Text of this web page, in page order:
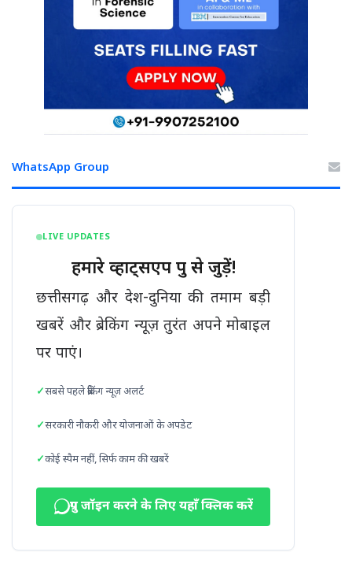
WhatsApp Group
LIVE UPDATES
हमारे व्हाट्सएप ग्रुप से जुड़ें!
छत्तीसगढ़ और देश-दुनिया की तमाम बड़ी
खबरें और ब्रेकिंग न्यूज़ तुरंत अपने मोबाइल
पर पाएं।
सबसे पहले ब्रेकिंग न्यूज़ अलर्ट
सरकारी नौकरी और योजनाओं के अपडेट
कोई स्पैम नहीं, सिर्फ काम की खबरें
ग्रुप जॉइन करने के लिए यहाँ क्लिक करें